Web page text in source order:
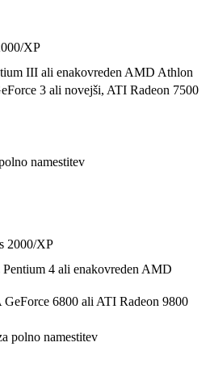
XP
III ali enakovreden AMD Athlon
3 ali novejši, ATI Radeon 7500
namestitev
2000/XP
4 ali enakovreden AMD
6800 ali ATI Radeon 9800
polno namestitev